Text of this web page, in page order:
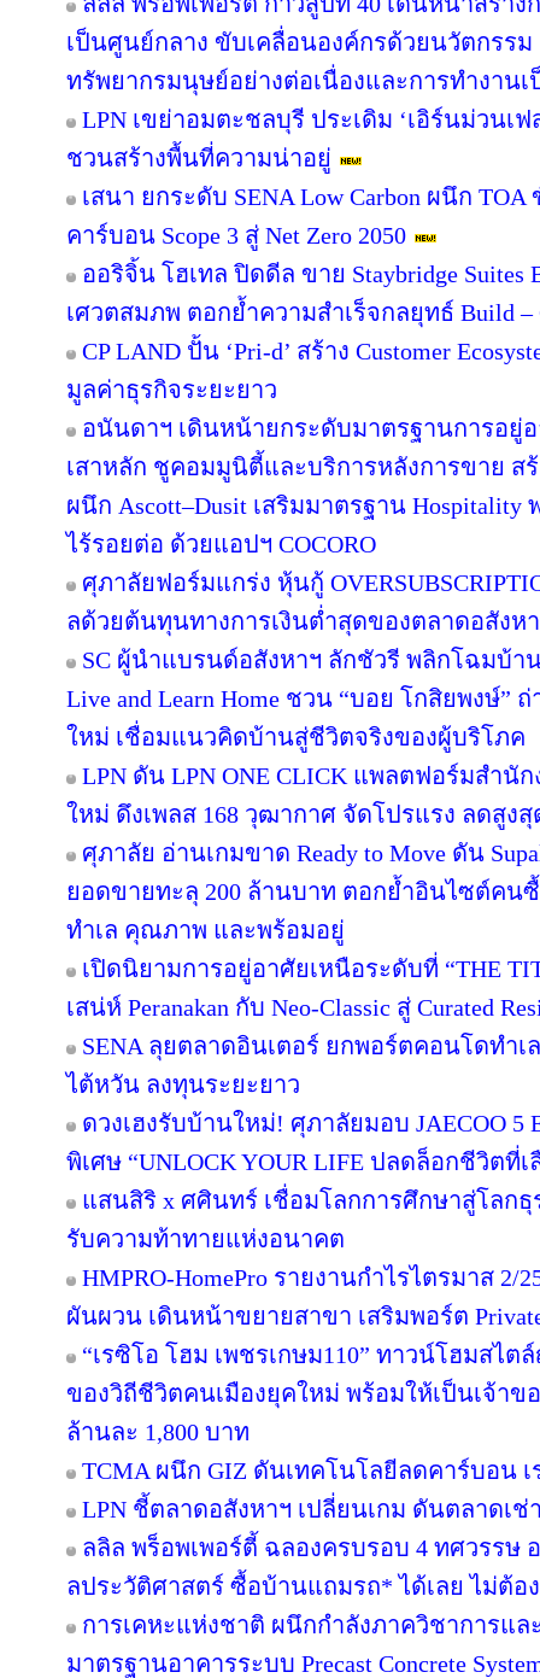
เป็นศูนย์กลาง ขับเคลื่อนองค์กรด้วยนวัตกรร
ทรัพยากรมนุษย์อย่างต่อเนื่องและการทำงาน
LPN เขย่าอมตะชลบุรี ประเดิม ‘เอิร์นม่วนเฟ
ชวนสร้างพื้นที่ความน่าอยู่
เสนา ยกระดับ SENA Low Carbon ผนึก TOA
คาร์บอน Scope 3 สู่ Net Zero 2050
ออริจิ้น โฮเทล ปิดดีล ขาย Staybridge Suites
เศวตสมภพ ตอกย้ำความสำเร็จกลยุทธ์ Build –
CP LAND ปั้น ‘Pri-d’ สร้าง Customer
มูลค่าธุรกิจระยะยาว
อนันดาฯ เดินหน้ายกระดับมาตรฐานการอยู่อ
เสาหลัก ชูคอมมูนิตี้และบริการหลังการขาย สร้
ผนึก Ascott–Dusit เสริมมาตรฐาน
ไร้รอยต่อ ด้วยแอปฯ COCORO
ศุภาลัยฟอร์มแกร่ง หุ้นกู้
ลด้วยต้นทุนทางการเงินต่ำสุดของตลาดอสังห
SC ผู้นำแบรนด์อสังหาฯ ลักชัวรี พลิกโฉมบ้า
Live and Learn Home ชวน “บอย โกสิยพงษ์”
ใหม่ เชื่อมแนวคิดบ้านสู่ชีวิตจริงของผู้บริโภค
LPN ดัน LPN ONE CLICK แพลตฟอร์มสำนั
ใหม่ ดึงเพลส 168 วุฒากาศ จัดโปรแรง ลดสูงสุ
ศุภาลัย อ่านเกมขาด Ready to Move ดัน
ยอดขายทะลุ 200 ล้านบาท ตอกย้ำอินไซต์คน
ทำเล คุณภาพ และพร้อมอยู่
เปิดนิยามการอยู่อาศัยเหนือระดับที่ “THE
เสน่ห์ Peranakan กับ Neo-Classic สู่ Curated
SENA ลุยตลาดอินเตอร์ ยกพอร์ตคอนโดทำเ
ไต้หวัน ลงทุนระยะยาว
ดวงเฮงรับบ้านใหม่! ศุภาลัยมอบ JAECOO
พิเศษ “UNLOCK YOUR LIFE ปลดล็อกชีวิตที่เ
แสนสิริ x ศศินทร์ เชื่อมโลกการศึกษาสู่โลกธุ
รับความท้าทายแห่งอนาคต
HMPRO-HomePro รายงานกำไรไตรมาส 2/
ผันผวน เดินหน้าขยายสาขา เสริมพอร์ต
“เรซิโอ โฮม เพชรเกษม110” ทาวน์โฮมสไ
ของวิถีชีวิตคนเมืองยุคใหม่ พร้อมให้เป็นเจ้าข
ล้านละ 1,800 บาท
TCMA ผนึก GIZ ดันเทคโนโลยีลดคาร์บอน เ
LPN ชี้ตลาดอสังหาฯ เปลี่ยนเกม ดันตลาดเ
ลลิล พร็อพเพอร์ตี้ ฉลองครบรอบ 4 ทศวรรษ
ลประวัติศาสตร์ ซื้อบ้านแถมรถ* ได้เลย ไม่ต้อ
การเคหะแห่งชาติ ผนึกกำลังภาควิชาการแ
มาตรฐานอาคารระบบ Precast Concrete